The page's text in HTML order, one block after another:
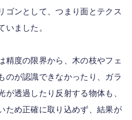
ゴンとして、つまり面とテクス
いました。
精度の限界から、木の枝やフェ
のが認識できなかったり、ガラ
が透過したり反射する物体も、
ため正確に取り込めず、結果が